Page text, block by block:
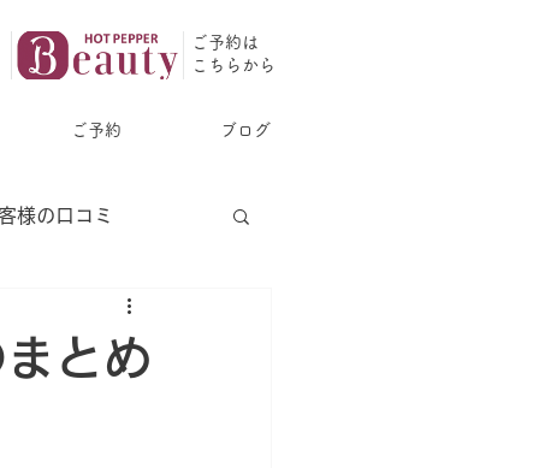
ご予約は
​こちらから
ご予約 ブログ
様の口コミ
とめ